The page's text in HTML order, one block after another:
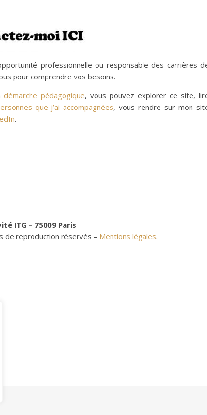
professionnelle ou responsable des carrières
pour comprendre vos besoins.
démarche pédagogique, vous pouvez explorer ce site,
que j’ai accompagnées, vous rendre sur mon
.
ITG – 75009 Paris
de reproduction réservés – Mentions légales.